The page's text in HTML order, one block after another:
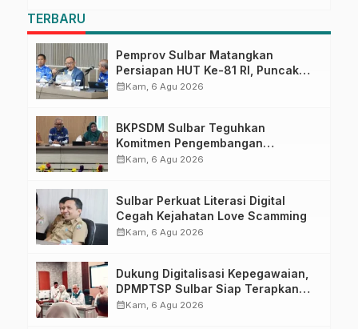
TERBARU
Pemprov Sulbar Matangkan
Persiapan HUT Ke-81 RI, Puncak
Upacara di Lapangan Ahmad
calendar_monthKam, 6 Agu 2026
BKPSDM Sulbar Teguhkan
Komitmen Pengembangan
Kompetensi ASN melalui
calendar_monthKam, 6 Agu 2026
Sulbar Perkuat Literasi Digital
Cegah Kejahatan Love Scamming
calendar_monthKam, 6 Agu 2026
Dukung Digitalisasi Kepegawaian,
DPMPTSP Sulbar Siap Terapkan
Aplikasi FLEKSI ASN
calendar_monthKam, 6 Agu 2026